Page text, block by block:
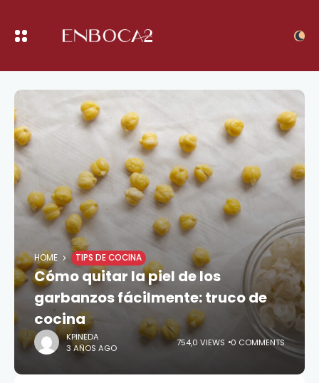
HOME TIPS DE COCINA
Cómo quitar la piel de los
garbanzos fácilmente: truco de
cocina
KPINEDA
3 AÑOS AGO
754,0 VIEWS 0 COMMENTS